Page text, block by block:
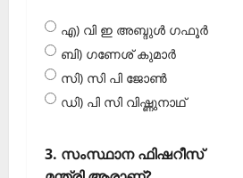
എ) വി ഇ അബ്ദുള്‍ ഗഫൂര്‍
ബി) ഗണേശ് കുമാര്‍
സി) സി പി ജോണ്‍
ഡി) പി സി വിഷ്ണുനാഥ്‌
3. സംസ്ഥാന ഫിഷറീസ്